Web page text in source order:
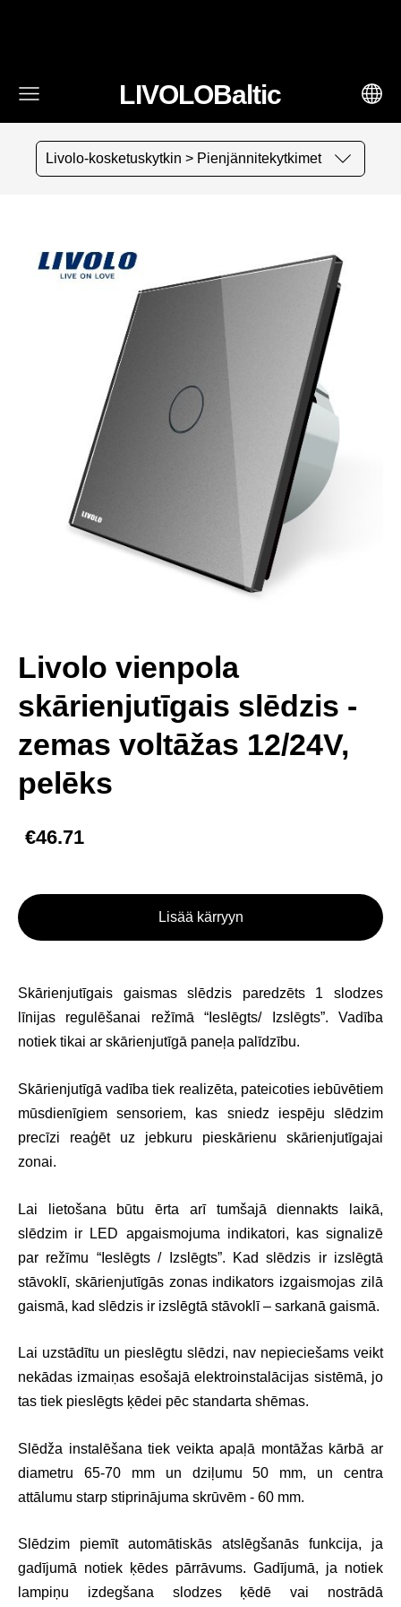
LIVOLOBaltic
Livolo-kosketuskytkin > Pienjännitekytkimet
Livolo vienpola
skārienjutīgais slēdzis -
zemas voltāžas 12/24V,
pelēks
€46.71
Lisää kärryyn
Skārienjutīgais gaismas slēdzis paredzēts 1 slodzes
līnijas regulēšanai režīmā “Ieslēgts/ Izslēgts”. Vadība
notiek tikai ar skārienjutīgā paneļa palīdzību.
Skārienjutīgā vadība tiek realizēta, pateicoties iebūvētiem
mūsdienīgiem sensoriem, kas sniedz iespēju slēdzim
precīzi reaģēt uz jebkuru pieskārienu skārienjutīgajai
zonai.
Lai lietošana būtu ērta arī tumšajā diennakts laikā,
slēdzim ir LED apgaismojuma indikatori, kas signalizē
par režīmu “Ieslēgts / Izslēgts”. Kad slēdzis ir izslēgtā
stāvoklī, skārienjutīgās zonas indikators izgaismojas zilā
gaismā, kad slēdzis ir izslēgtā stāvoklī – sarkanā gaismā.
Lai uzstādītu un pieslēgtu slēdzi, nav nepieciešams veikt
nekādas izmaiņas esošajā elektroinstalācijas sistēmā, jo
tas tiek pieslēgts ķēdei pēc standarta shēmas.
Slēdža instalēšana tiek veikta apaļā montāžas kārbā ar
diametru 65-70 mm un dziļumu 50 mm, un centra
attālumu starp stiprinājuma skrūvēm - 60 mm.
Slēdzim piemīt automātiskās atslēgšanās funkcija, ja
gadījumā notiek ķēdes pārrāvums. Gadījumā, ja notiek
lampiņu izdegšana slodzes ķēdē vai nostrādā